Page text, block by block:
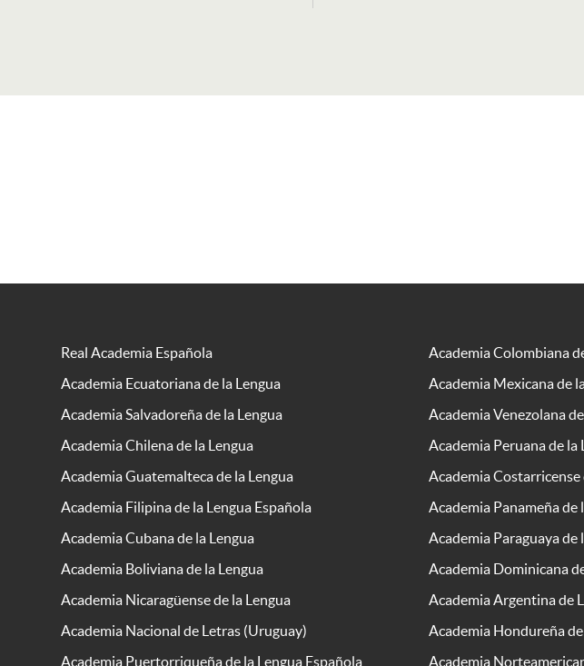
Real Academia Española
Academia Colombiana
Academia Ecuatoriana de la Lengua
Academia Mexicana de
Academia Salvadoreña de la Lengua
Academia Venezolana
Academia Chilena de la Lengua
Academia Peruana de la
Academia Guatemalteca de la Lengua
Academia Costarricense
Academia Filipina de la Lengua Española
Academia Panameña de
Academia Cubana de la Lengua
Academia Paraguaya de
Academia Boliviana de la Lengua
Academia Dominicana
Academia Nicaragüense de la Lengua
Academia Argentina de
Academia Nacional de Letras (Uruguay)
Academia Hondureña
Academia Puertorriqueña de la Lengua Española
Academia